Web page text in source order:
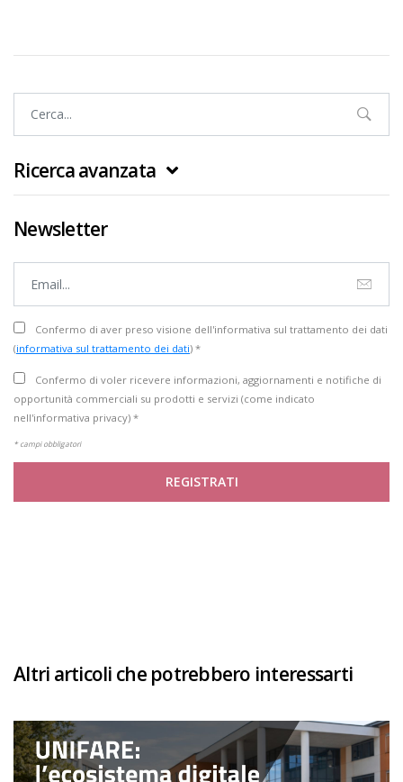
Ricerca avanzata
Newsletter
Confermo di aver preso visione dell'informativa sul trattamento dei dati
(informativa sul trattamento dei dati) *
Confermo di voler ricevere informazioni, aggiornamenti e notifiche di
opportunità commerciali su prodotti e servizi (come indicato
nell'informativa privacy) *
* campi obbligatori
REGISTRATI
Altri articoli che potrebbero interessarti